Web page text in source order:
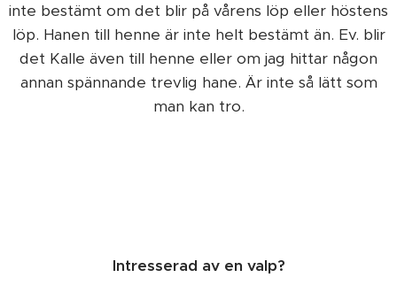
inte bestämt om det blir på vårens löp eller höstens
löp. Hanen till henne är inte helt bestämt än. Ev. blir
det Kalle även till henne eller om jag hittar någon
annan spännande trevlig hane. Är inte så lätt som
man kan tro.
Intresserad av en valp?